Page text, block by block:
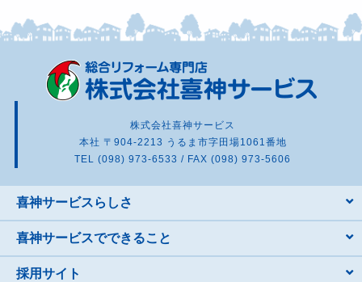
株式会社喜神サービス
本社 〒904-2213 うるま市字田場1061番地
TEL (098) 973-6533 / FAX (098) 973-5606
喜神サービスらしさ
喜神サービスでできること
採用サイト